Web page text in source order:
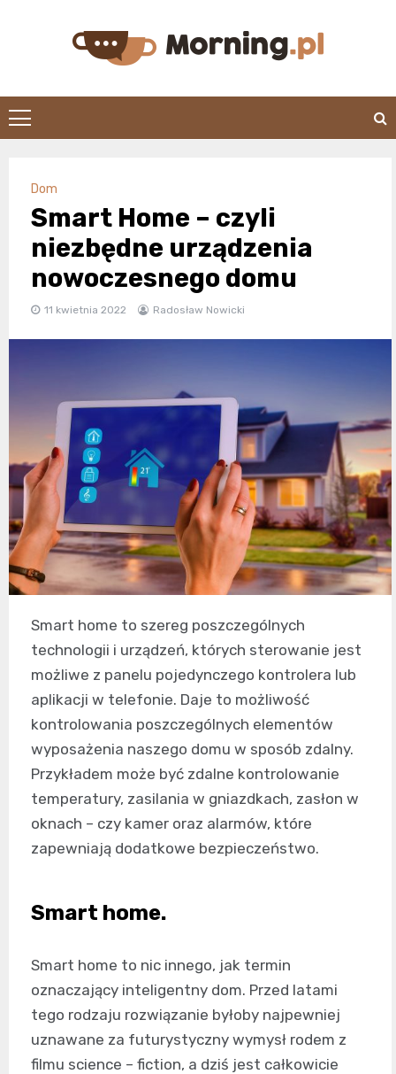
morning.pl
Dom
Smart Home – czyli
niezbędne urządzenia
nowoczesnego domu
11 kwietnia 2022 Radosław Nowicki
Smart home to szereg poszczególnych
technologii i urządzeń, których sterowanie jest
możliwe z panelu pojedynczego kontrolera lub
aplikacji w telefonie. Daje to możliwość
kontrolowania poszczególnych elementów
wyposażenia naszego domu w sposób zdalny.
Przykładem może być zdalne kontrolowanie
temperatury, zasilania w gniazdkach, zasłon w
oknach – czy kamer oraz alarmów, które
zapewniają dodatkowe bezpieczeństwo.
Smart home.
Smart home to nic innego, jak termin
oznaczający inteligentny dom. Przed latami
tego rodzaju rozwiązanie byłoby najpewniej
uznawane za futurystyczny wymysł rodem z
filmu science – fiction, a dziś jest całkowicie